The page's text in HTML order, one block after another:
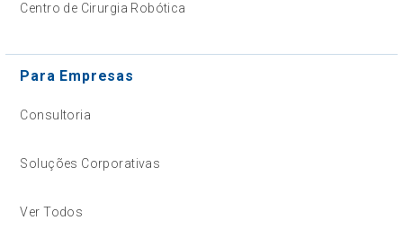
Centro de Cirurgia Robótica
Para Empresas
Consultoria
Soluções Corporativas
Ver Todos